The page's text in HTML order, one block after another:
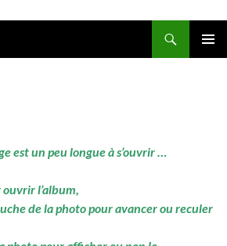
est un peu longue à s’ouvrir …
l’album,
de la photo pour avancer ou reculer